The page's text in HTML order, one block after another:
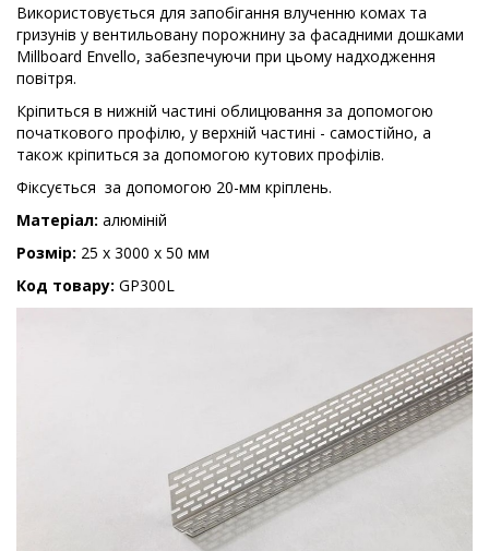
Використовується для запобігання влученню комах та
гризунів у вентильовану порожнину за фасадними дошками
Millboard Envello, забезпечуючи при цьому надходження
повітря.
Кріпиться в нижній частині облицювання за допомогою
початкового профілю, у верхній частині - самостійно, а
також кріпиться за допомогою кутових профілів.
Фіксується за допомогою 20-мм кріплень.
Матеріал: алюміній
Розмір: 25 x 3000 x 50 мм
Код товару: GP300L